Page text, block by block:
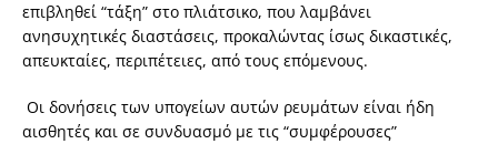
επιβληθεί “τάξη” στο πλιάτσικο, που λαμβάνει
ανησυχητικές διαστάσεις, προκαλώντας ίσως δικαστικές,
απευκταίες, περιπέτειες, από τους επόμενους.
Οι δονήσεις των υπογείων αυτών ρευμάτων είναι ήδη
αισθητές και σε συνδυασμό με τις “συμφέρουσες”